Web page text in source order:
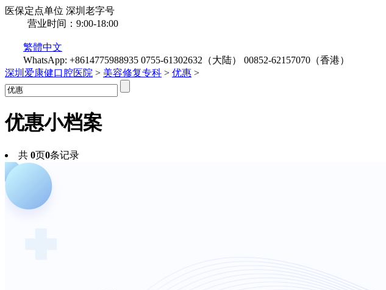
医保定点单位 深圳老字号
营业时间：9:00-18:00
繁體中文
WhatsApp: +8614775988935 0755-61302632（大陆）
00852-62157070（香港）
深圳爱康健口腔医院 > 美容修复专科 > 优惠 >
优惠小档案
共 0页0条记录